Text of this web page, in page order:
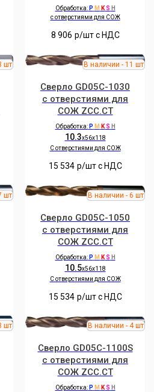
Обработка: P M K S H
с отверстиями для СОЖ
8 906 р/шт c НДС
Сверло GD05C-1030
с отверстиями для
СОЖ ZCC.CT
Обработка: P M K S H
10.3x56x118
C отверстиями для СОЖ
15 534 р/шт c НДС
Сверло GD05C-1050
с отверстиями для
СОЖ ZCC.CT
Обработка: P M K S H
10.5x56x118
C отверстиями для СОЖ
15 534 р/шт c НДС
Сверло GD05C-1100S
с отверстиями для
СОЖ ZCC.CT
Обработка: P M K S H